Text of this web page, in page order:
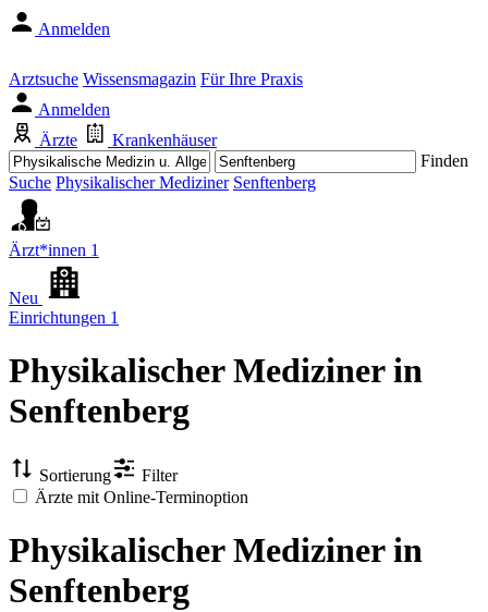
Anmelden
Arztsuche Wissensmagazin Für Ihre Praxis
Anmelden
Ärzte
Krankenhäuser
Finden
Suche Physikalischer Mediziner Senftenberg
Ärzt*innen 1
Neu
Einrichtungen 1
Physikalischer Medizinerin
Senftenberg
Sortierung
Filter
Ärzte mit Online-Terminoption
Physikalischer Mediziner in
Senftenberg